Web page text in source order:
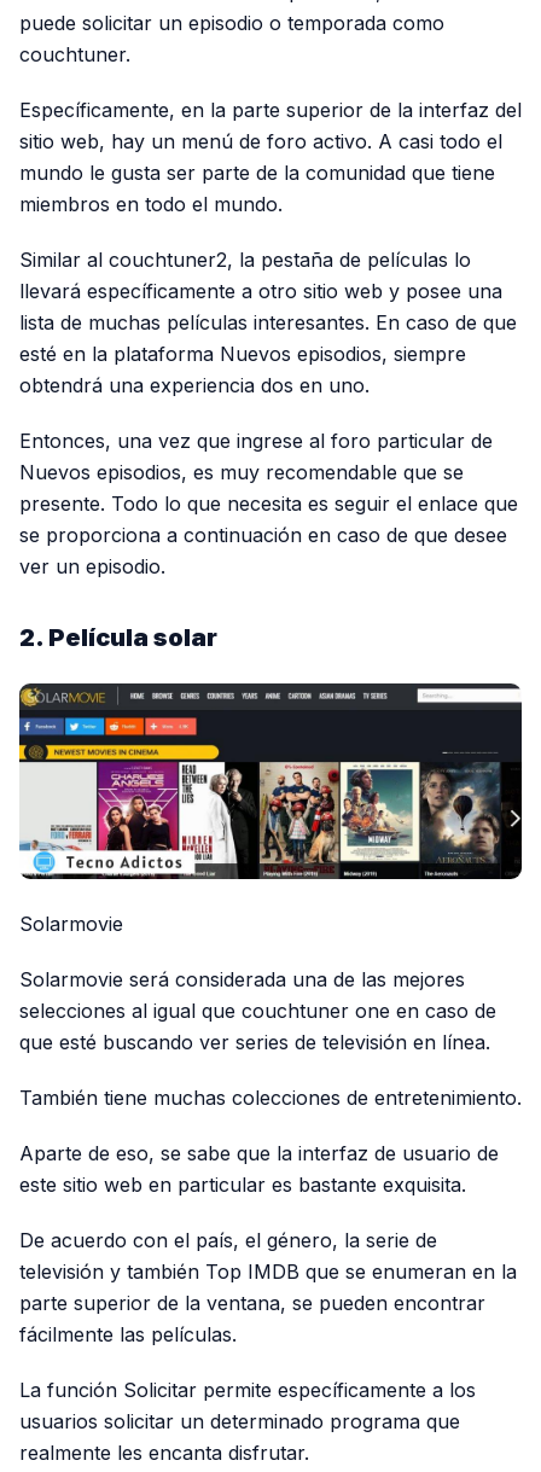
puede solicitar un episodio o temporada como
couchtuner.
Específicamente, en la parte superior de la interfaz del
sitio web, hay un menú de foro activo. A casi todo el
mundo le gusta ser parte de la comunidad que tiene
miembros en todo el mundo.
Similar al couchtuner2, la pestaña de películas lo
llevará específicamente a otro sitio web y posee una
lista de muchas películas interesantes. En caso de que
esté en la plataforma Nuevos episodios, siempre
obtendrá una experiencia dos en uno.
Entonces, una vez que ingrese al foro particular de
Nuevos episodios, es muy recomendable que se
presente. Todo lo que necesita es seguir el enlace que
se proporciona a continuación en caso de que desee
ver un episodio.
2. Película solar
Solarmovie
Solarmovie será considerada una de las mejores
selecciones al igual que couchtuner one en caso de
que esté buscando ver series de televisión en línea.
También tiene muchas colecciones de entretenimiento.
Aparte de eso, se sabe que la interfaz de usuario de
este sitio web en particular es bastante exquisita.
De acuerdo con el país, el género, la serie de
televisión y también Top IMDB que se enumeran en la
parte superior de la ventana, se pueden encontrar
fácilmente las películas.
La función Solicitar permite específicamente a los
usuarios solicitar un determinado programa que
realmente les encanta disfrutar.